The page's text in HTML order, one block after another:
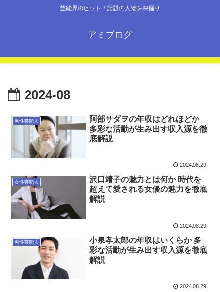
芸能界のヒット！話題の人物を深掘り
アミブログ
2024-08
男性芸能人
阿部サダヲの年収はどれほどか
多彩な活動が生み出す収入源を徹
底解説
2024.08.29
女性芸能人
沢口靖子の魅力とは何か 時代を
超えて愛される女優の魅力を徹底
解説
2024.08.29
男性芸能人
小泉孝太郎の年収はいくらか 多
彩な活動が生み出す収入源を徹底
解説
2024.08.29